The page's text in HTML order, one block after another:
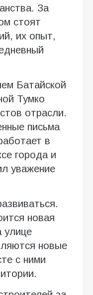
За
стоят
их опыт,
Батайской
Тумко
отрасли.
письма
в
города и
уважение
новая
улице
новые
с ними